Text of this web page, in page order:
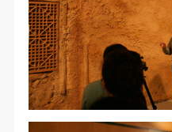
地、空间、艺术品、衍
破坏。活动中任何非事
应的责任与损失，应由
文、组织规定进行协商
任和经济责任。
第六条
地、空间、艺术品、衍
破坏。活动中任何非事
应的责任与损失，应由
文、组织规定进行协商
任和经济责任。
第六条
地、空间、艺术品、衍
破坏。活动中任何非事
应的责任与损失，应由
文、组织规定进行协商
任和经济责任。
第六条
快捷登
手机号码
手机号码将